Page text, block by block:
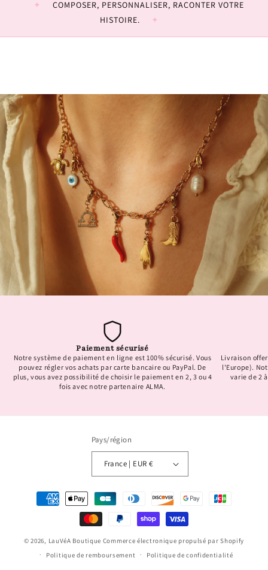
COMPOSER, PERSONNALISER, RACONTER VOTRE
HISTOIRE.
Paiement sécurisé
Notre système de paiement en ligne est 100% sécurisé. Vous
pouvez régler vos achats par carte bancaire ou PayPal. De
plus, vous avez possibilité de choisir le paiement en 2, 3 ou 4
fois avec notre partenaire ALMA.
Livraison
l'Europe).
varie de 2
Pays/région
France | EUR €
Moyens
© 2026, LauVéA Boutique Commerce électronique propulsé par Shopify
Politique de remboursement
Politique de confidentialité